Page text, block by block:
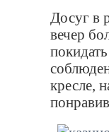
Досуг в
вечер
кресле,